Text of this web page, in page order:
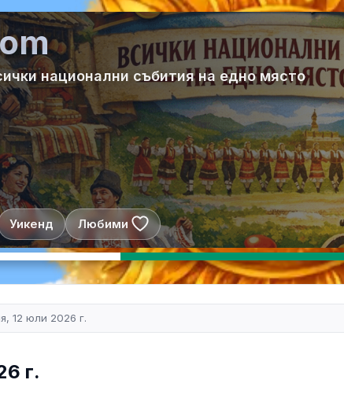
национални събития на едно място
Уикенд Любими
12 юли 2026 г.
г.